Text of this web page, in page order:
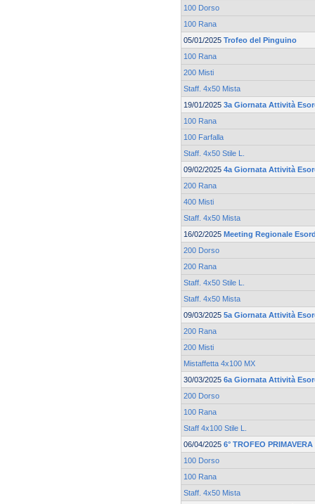
100 Dorso
100 Rana
05/01/2025 Trofeo del Pinguino
100 Rana
200 Misti
Staff. 4x50 Mista
19/01/2025 3a Giornata Attività
100 Rana
100 Farfalla
Staff. 4x50 Stile L.
09/02/2025 4a Giornata Attività
200 Rana
400 Misti
Staff. 4x50 Mista
16/02/2025 Meeting Regionale
200 Dorso
200 Rana
Staff. 4x50 Stile L.
Staff. 4x50 Mista
09/03/2025 5a Giornata Attività
200 Rana
200 Misti
Mistaffetta 4x100 MX
30/03/2025 6a Giornata Attività
200 Dorso
100 Rana
Staff 4x100 Stile L.
06/04/2025 6° TROFEO
100 Dorso
100 Rana
Staff. 4x50 Mista